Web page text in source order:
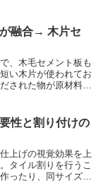
られる時間には幅
融合→ 木片セ
で、木毛セメント板も
い木片が使われてお
された物が原材料
は、比重や比率を変
すことも可能であ
剤を使用することは
さらに、調湿性も持
ができるうえに、簡
。
性と割り付けの
上げの視覚効果を上
タイル割りを行うこ
ったり、同サイズ、